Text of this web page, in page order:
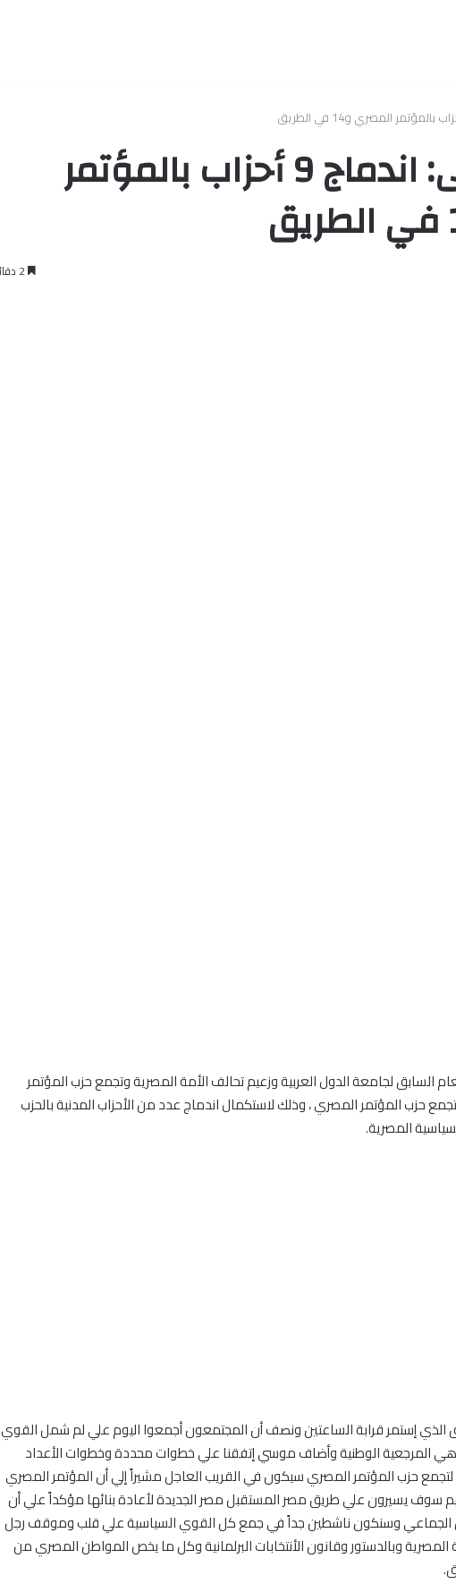
عمرو موسى: اندماج 9 أحزاب بالمؤتمر
السابق لجامعة الدول العربية وزعيم تحالف الأمة المصرية وتجمع حزب المؤتمر
حزب المؤتمر المصري ، وذلك لاستكمال اندماج عدد من الأحزاب المدنية بالحزب
المصرية.
إستمر قرابة الساعتين ونصف أن المجتمعون أجمعوا اليوم علي لم شمل القوي
المرجعية الوطنية وأضاف موسي إتفقنا علي خطوات محددة وخطوات الأعداد
لتجمع حزب المؤتمر المصري سيكون في القريب العاجل مشيراً إلي أن المؤتمر المصري
سوف يسيرون علي طريق مصر المستقبل مصر الجديدة لأعادة بنائها مؤكداً علي أن
الجماعي وسنكون ناشطين جداً في جمع كل القوي السياسية علي قلب وموقف رجل
المصرية وبالدستور وقانون الأنتخابات البرلمانية وكل ما يخص المواطن المصري من